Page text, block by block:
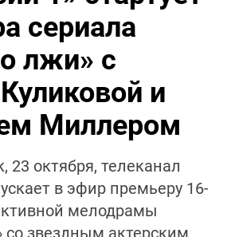
сериала
лжи» с
и
Миллером
23 октября, телеканал
в эфир премьеру 16-
мелодрамы
со звездным актерским